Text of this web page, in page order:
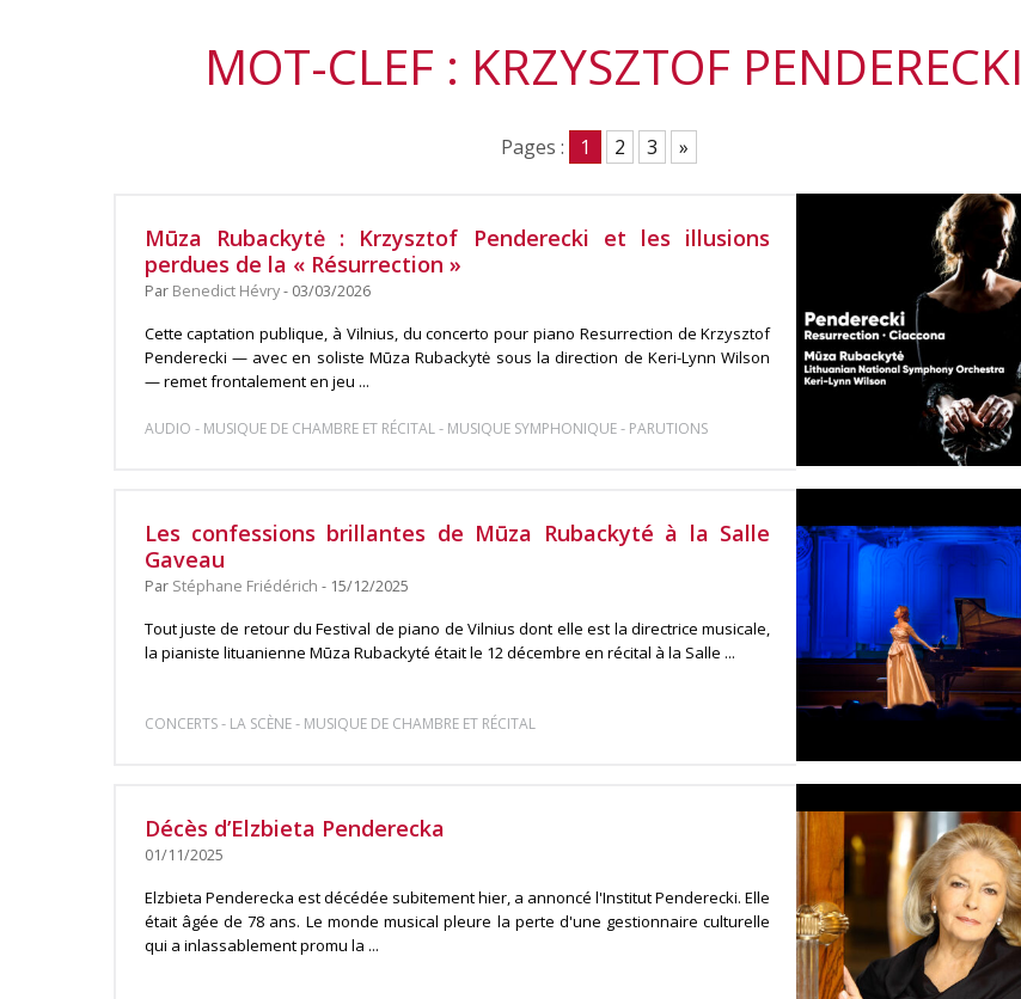
MOT-CLEF : KRZYSZTOF PENDERECKI
Pages : 1 2 3 »
Mūza Rubackytė : Krzysztof Penderecki et les illusions
perdues de la « Résurrection »
Par Benedict Hévry- 03/03/2026
Cette captation publique, à Vilnius, du concerto pour piano Resurrection de Krzysztof
Penderecki — avec en soliste Mūza Rubackytė sous la direction de Keri-Lynn Wilson
— remet frontalement en jeu ...
AUDIO - MUSIQUE DE CHAMBRE ET RÉCITAL- MUSIQUE SYMPHONIQUE- PARUTIONS
Les confessions brillantes de Mūza Rubackyté à la Salle
Gaveau
Par Stéphane Friédérich - 15/12/2025
Tout juste de retour du Festival de piano de Vilnius dont elle est la directrice musicale,
la pianiste lituanienne Mūza Rubackyté était le 12 décembre en récital à la Salle ...
CONCERTS- LA SCÈNE- MUSIQUE DE CHAMBRE ET RÉCITAL
Décès d’Elzbieta Penderecka
01/11/2025
Elzbieta Penderecka est décédée subitement hier, a annoncé l'Institut Penderecki. Elle
était âgée de 78 ans. Le monde musical pleure la perte d'une gestionnaire culturelle
qui a inlassablement promu la ...